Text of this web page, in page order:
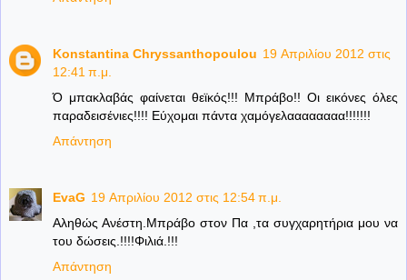
Konstantina Chryssanthopoulou 19 Απριλίου 2012 στις
12:41 π.μ.
Ό μπακλαβάς φαίνεται θεϊκός!!! Μπράβο!! Οι εικόνες όλες
παραδεισένιες!!!! Εύχομαι πάντα χαμόγελαααααααα!!!!!!!
Απάντηση
EvaG 19 Απριλίου 2012 στις 12:54 π.μ.
Αληθώς Ανέστη.Μπράβο στον Πα ,τα συγχαρητήρια μου να
του δώσεις.!!!!Φιλιά.!!!
Απάντηση